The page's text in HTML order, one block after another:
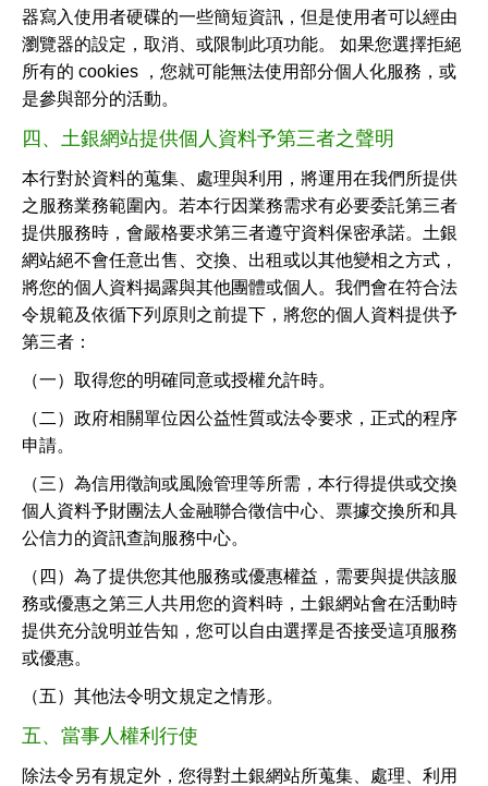
器寫入使用者硬碟的一些簡短資訊，但是使用者可以經由
瀏覽器的設定，取消、或限制此項功能。 如果您選擇拒絕
所有的 cookies ，您就可能無法使用部分個人化服務，或
是參與部分的活動。
四、土銀網站提供個人資料予第三者之聲明
本行對於資料的蒐集、處理與利用，將運用在我們所提供
之服務業務範圍內。若本行因業務需求有必要委託第三者
提供服務時，會嚴格要求第三者遵守資料保密承諾。土銀
網站絕不會任意出售、交換、出租或以其他變相之方式，
將您的個人資料揭露與其他團體或個人。我們會在符合法
令規範及依循下列原則之前提下，將您的個人資料提供予
第三者：
（一）取得您的明確同意或授權允許時。
（二）政府相關單位因公益性質或法令要求，正式的程序
申請。
（三）為信用徵詢或風險管理等所需，本行得提供或交換
個人資料予財團法人金融聯合徵信中心、票據交換所和具
公信力的資訊查詢服務中心。
（四）為了提供您其他服務或優惠權益，需要與提供該服
務或優惠之第三人共用您的資料時，土銀網站會在活動時
提供充分說明並告知，您可以自由選擇是否接受這項服務
或優惠。
（五）其他法令明文規定之情形。
五、當事人權利行使
除法令另有規定外，您得對土銀網站所蒐集、處理、利用